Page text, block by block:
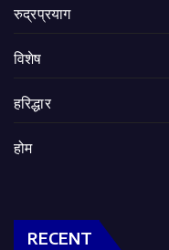
रुद्रप्रयाग
विशेष
हरिद्धार
होम
RECENT